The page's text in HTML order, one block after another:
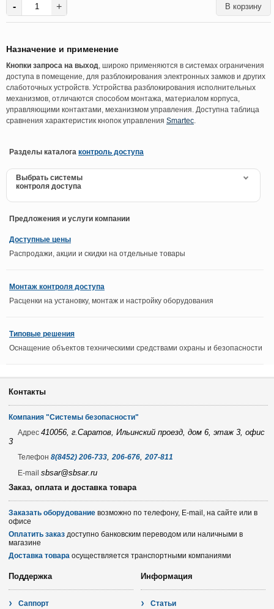
- +
Назначение и применение
Кнопки запроса на выход , широко применяются в системах ограничения
доступа в помещение, для разблокирования электронных замков и других
слаботочных устройств. Устройства разблокирования исполнительных
механизмов, отличаются способом монтажа, материалом корпуса,
управляющими контактами, механизмом управления. Доступна таблица
сравнения характеристик кнопок управления Smartec
Разделы каталога контроль доступа
Выбрать системы
контроля доступа
Предложения и услуги компании
Доступные цены
Распродажи, акции и скидки на отдельные товары
Монтаж контроля доступа
Расценки на установку, монтаж и настройку оборудования
Типовые решения
Оснащение объектов техническими средствами охраны и безопасности
Контакты
Компания "Системы безопасности"
Адрес 410056, г.Саратов, Ильинский проезд, дом 6, этаж 3, офис
3
Телефон 8(8452) 206-733 ,206-676 ,207-811
E-mail sbsar@sbsar.ru
Заказ, оплата и доставка товара
Заказать оборудование возможно по телефону, E-mail, на сайте или в
офисе
Оплатить заказ доступно банковским переводом или наличными в
магазине
Доставка товара осуществляется транспортными компаниями
Поддержка
Саппорт
Информация
Статьи